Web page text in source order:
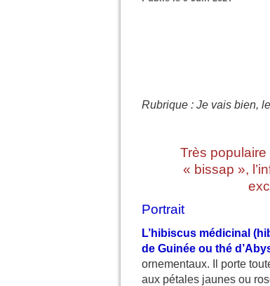
Rubrique : Je vais bien,
Très
« bissap »,
Portrait
L’hibiscus médicinal
de Guinée ou thé
ornementaux. Il porte
aux pétales jaunes ou